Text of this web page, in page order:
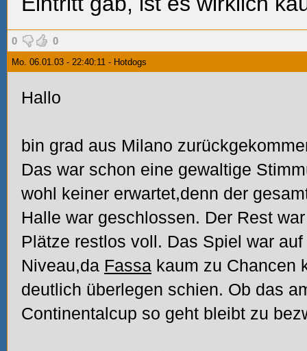
0 0
Mo. 06.01.03 - 22:40:11 - Hotdogs
Hallo
bin grad aus Milano
Das war schon eine gewaltige
wohl keiner erwartet,denn der
Halle war geschlossen. Der Rest
Plätze restlos voll. Das Spiel war
Niveau,da Fassa kaum zu Chancen
deutlich überlegen schien. Ob das
Continentalcup so geht bleibt zu